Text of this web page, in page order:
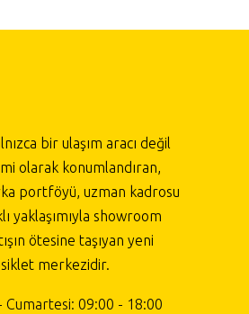
bir ulaşım aracı değil
olarak konumlandıran,
portföyü, uzman kadrosu
yaklaşımıyla showroom
ötesine taşıyan yeni
merkezidir.
Cumartesi: 09:00 - 18:00